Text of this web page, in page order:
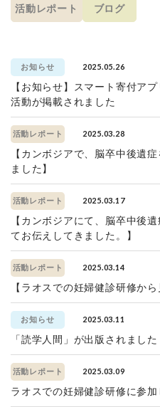
活動レポート ブログ
お知らせ 2025.05.26
【お知らせ】スマート寄付ア
活動が掲載されました
活動レポート 2025.03.28
【カンボジアで、脳卒中後遺
ました】
活動レポート 2025.03.17
【カンボジアにて、脳卒中後
てお伝えしてきました。】
活動レポート 2025.03.14
【ラオスでの妊婦健診研修か
お知らせ 2025.03.11
「読学人間」が出版されました
活動レポート 2025.03.09
ラオスでの妊婦健診研修に参